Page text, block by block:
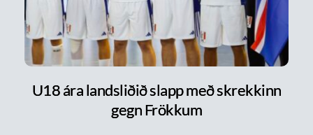
U18 ára landsliðið slapp með skrekkinn
gegn Frökkum